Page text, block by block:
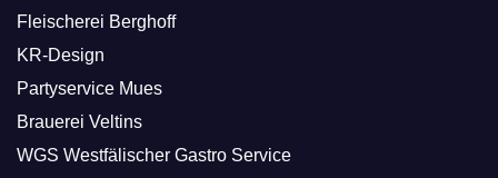
Fleischerei Berghoff
KR-Design
Partyservice Mues
Brauerei Veltins
WGS Westfälischer Gastro Service